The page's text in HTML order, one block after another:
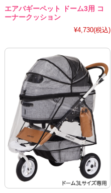
エアバギーペット ドーム3用 コ
ーナークッション
¥4,730(税込)